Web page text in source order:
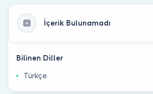
İçerik Bulunamadı
Bilinen Diller
Türkçe